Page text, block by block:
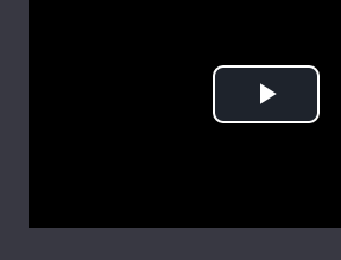
Думки
Вакансії
Послуги
Play